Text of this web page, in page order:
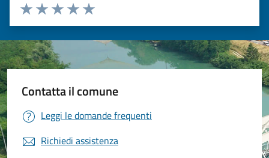
Valuta 5 stelle su 5
Valuta 4 stelle su 5
Valuta 3 stelle su 5
Valuta 2 stelle su 5
Valuta 1 stelle su 5
Contatta il comune
Leggi le domande frequenti
Richiedi assistenza